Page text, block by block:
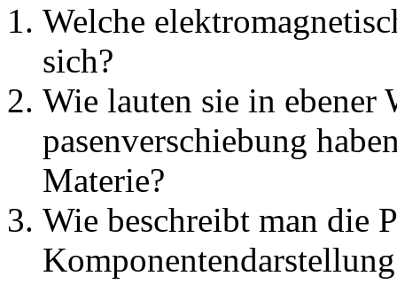
Welche
sich?
Wie lauten sie in ebener
pasenverschiebung
Materie?
Wie beschreibt man die